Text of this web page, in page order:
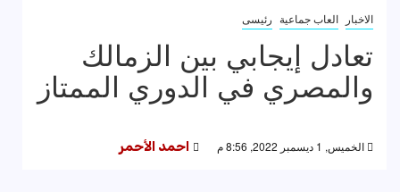
الاخبار العاب جماعية رئيسى
تعادل إيجابي بين الزمالك
والمصري في الدوري الممتاز
الخميس, 1 ديسمبر 2022, 8:56 م احمد الأحمر